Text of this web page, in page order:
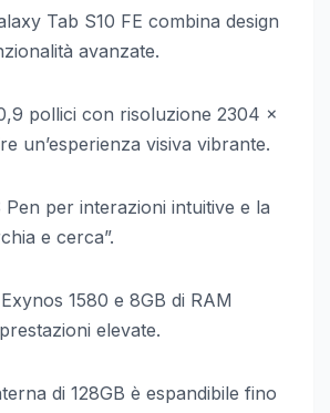
Tab S10 FE combina design
avanzate.
pollici con risoluzione 2304 x
un’esperienza visiva vibrante.
per interazioni intuitive e la
e cerca”.
1580 e 8GB di RAM
elevate.
di 128GB è espandibile fino